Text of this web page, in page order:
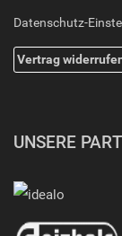
Datenschutz-
Vertrag
UNSERE